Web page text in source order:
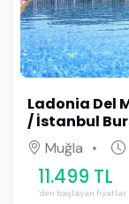
Ladonia Del
/ İstanbul
Muğla
11.499 TL
'den başlayan fiyatlar